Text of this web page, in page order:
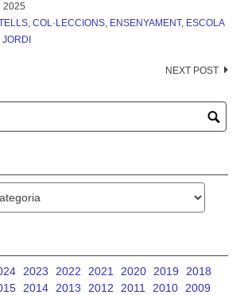
2025
, COL·LECCIONS, ENSENYAMENT, ESCOLA
NEXT POST
2023 2022 2021 2020 2019
2018
2014 2013 2012 2011 2010
2009